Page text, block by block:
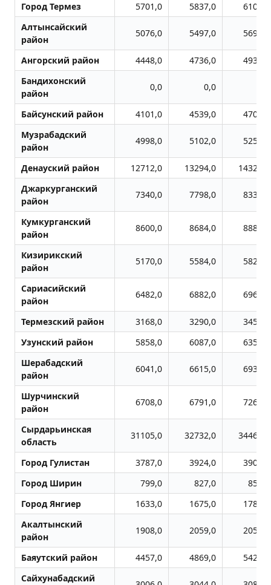
Город Термез 5701,0 5837,0
6106,0
Алтынсайский
район
5076,0 5497,0 5695,0
Ангорский район 4448,0 4736,0
4931,0
Бандихонский
район
0,0 0,0
Байсунский район 4101,0 4539,0
4707,0
Музрабадский
район
4998,0 5102,0 5251,0
Денауский район 12712,0 13294,0
14322,0
Джаркурганский
район
7340,0 7798,0 8330,0
Кумкурганский
район
8600,0 8684,0 8887,0
Кизирикский
район
5170,0 5584,0 5823,0
Сариасийский
район
6482,0 6882,0 6966,0
Термезский район 3168,0 3290,0
3456,0
Узунский район
5858,0 6087,0
6356,0
Шерабадский
район
6041,0 6615,0 6933,0
Шурчинский
район
6708,0 6791,0 7262,0
Сырдарьинская
область
31105,0 32732,0 34462,0
Город Гулистан 3787,0 3924,0
3907,0
Город Ширин
799,0 827,0
855,0
Город Янгиер
1633,0 1675,0
1789,0
Акалтынский
район
1908,0 2059,0 2055,0
Баяутский район 4457,0 4869,0
5421,0
Сайхунабадский